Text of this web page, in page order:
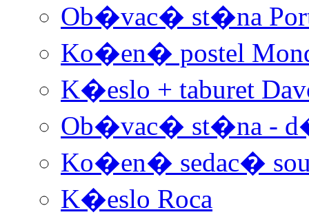
Ob�vac� st�na
Ko�en� postel
K�eslo + taburet
Ob�vac� st�na -
Ko�en� sedac�
K�eslo Roca